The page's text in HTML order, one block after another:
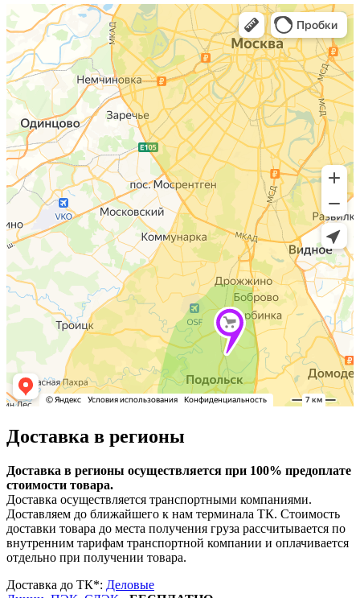
Доставка в регионы
Доставка в регионы осуществляется при 100% предоплате
стоимости товара.
Доставка осуществляется транспортными компаниями.
Доставляем до ближайшего к нам терминала ТК. Стоимость
доставки товара до места получения груза рассчитывается по
внутренним тарифам транспортной компании и оплачивается
отдельно при получении товара.
Доставка до ТК*: Деловые